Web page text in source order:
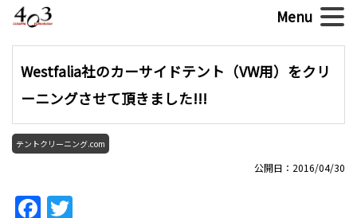
Westfalia社のカーサイドテント（VW用）をクリ
ーニングさせて頂きました!!!
テントクリーニング.com
公開日：2016/04/30
Facebook